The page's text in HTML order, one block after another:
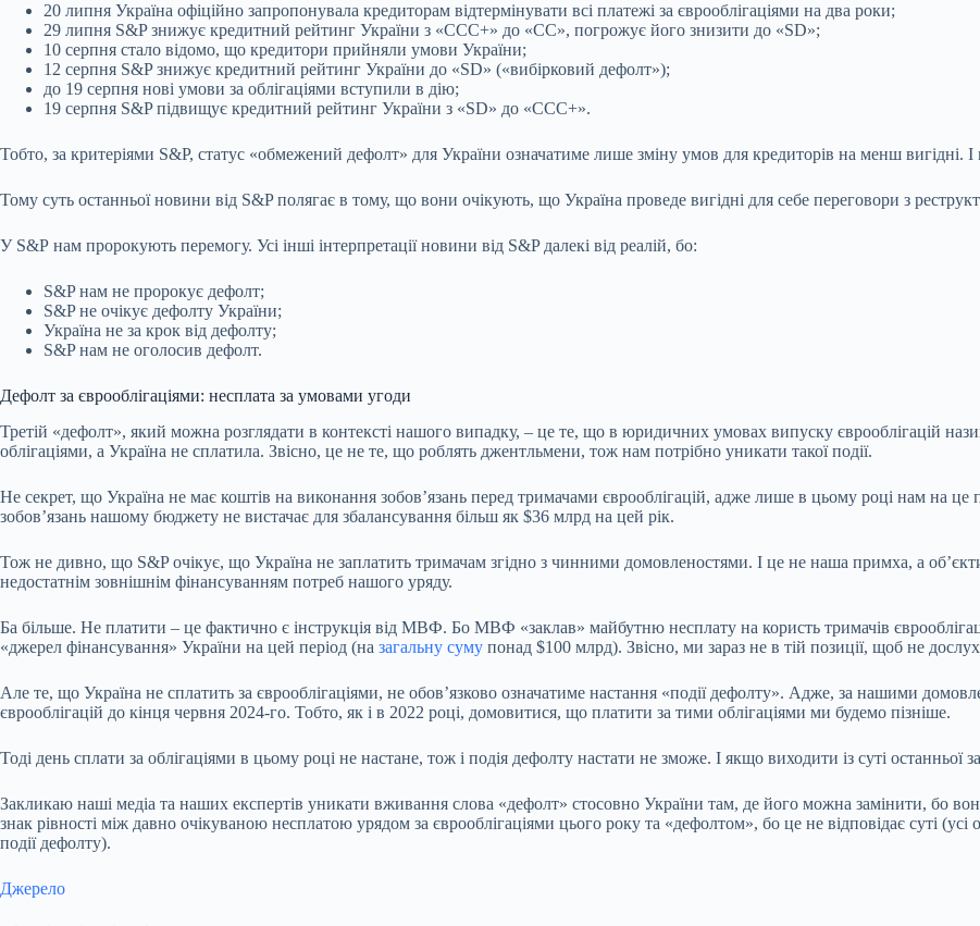
20 липня Україна офіційно запропонувала кредиторам відтермінувати всі платежі за єврооблігаціями на два роки;
29 липня S&P знижує кредитний рейтинг України з «CCC+» до «CC», погрожує його знизити до «SD»;
10 серпня стало відомо, що кредитори прийняли умови України;
12 серпня S&P знижує кредитний рейтинг України до «SD» («вибірковий дефолт»);
до 19 серпня нові умови за облігаціями вступили в дію;
19 серпня S&P підвищує кредитний рейтинг України з «SD» до «CCC+».
Тобто, за критеріями S&P, статус «обмежений дефолт» для України означатиме лише зміну умов для кредиторів на менш вигідні.
Тому суть останньої новини від S&P полягає в тому, що вони очікують, що Україна проведе вигідні для себе переговори з
У S&P нам пророкують перемогу. Усі інші інтерпретації новини від S&P далекі від реалій, бо:
S&P нам не пророкує дефолт;
S&P не очікує дефолту України;
Україна не за крок від дефолту;
S&P нам не оголосив дефолт.
Дефолт за єврооблігаціями: несплата за умовами угоди
Третій «дефолт», який можна розглядати в контексті нашого випадку, – це те, що в юридичних умовах випуску єврооблігацій
облігаціями, а Україна не сплатила. Звісно, це не те, що роблять джентльмени, тож нам потрібно уникати такої події.
Не секрет, що Україна не має коштів на виконання зобов’язань перед тримачами єврооблігацій, адже лише в цьому році нам на
зобов’язань нашому бюджету не вистачає для збалансування більш як $36 млрд на цей рік.
Тож не дивно, що S&P очікує, що Україна не заплатить тримачам згідно з чинними домовленостями. І це не наша примха, а
недостатнім зовнішнім фінансуванням потреб нашого уряду.
Ба більше. Не платити – це фактично є інструкція від МВФ. Бо МВФ «заклав» майбутню несплату на користь тримачів
«джерел фінансування» України на цей період (на загальну суму понад $100 млрд). Звісно, ми зараз не в тій позиції, щоб не
Але те, що Україна не сплатить за єврооблігаціями, не обов’язково означатиме настання «події дефолту». Адже, за нашими
єврооблігацій до кінця червня 2024-го. Тобто, як і в 2022 році, домовитися, що платити за тими облігаціями ми будемо пізніше.
Тоді день сплати за облігаціями в цьому році не настане, тож і подія дефолту настати не зможе. І якщо виходити із суті останньої
Закликаю наші медіа та наших експертів уникати вживання слова «дефолт» стосовно України там, де його можна замінити, бо
знак рівності між давно очікуваною несплатою урядом за єврооблігаціями цього року та «дефолтом», бо це не відповідає суті
події дефолту).
Джерело